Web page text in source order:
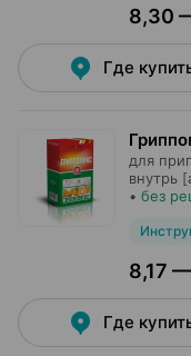
8,30
Где
для
внутрь
• без
8,17
Где